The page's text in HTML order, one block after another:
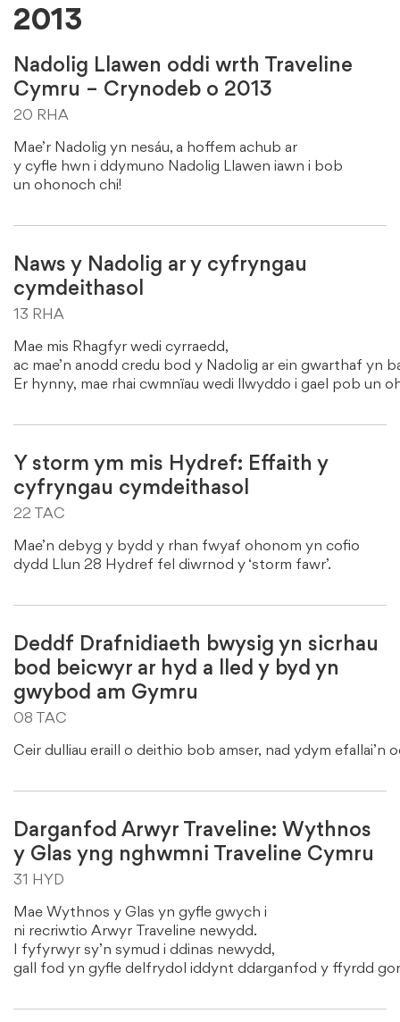
2013
Nadolig Llawen oddi wrth Traveline
Cymru – Crynodeb o 2013
20 RHA
Mae’r Nadolig yn nesáu, a hoffem achub ar
y cyfle hwn i ddymuno Nadolig Llawen iawn i bob
un ohonoch chi!
Naws y Nadolig ar y cyfryngau
cymdeithasol
13 RHA
Mae mis Rhagfyr wedi cyrraedd,
ac mae’n anodd credu bod y Nadolig ar ein gwarthaf yn
Er hynny, mae rhai cwmnïau wedi llwyddo i gael pob un
Y storm ym mis Hydref: Effaith y
cyfryngau cymdeithasol
22 TAC
Mae’n debyg y bydd y rhan fwyaf ohonom yn cofio
dydd Llun 28 Hydref fel diwrnod y ‘storm fawr’.
Deddf Drafnidiaeth bwysig yn sicrhau
bod beicwyr ar hyd a lled y byd yn
gwybod am Gymru
08 TAC
Ceir dulliau eraill o deithio bob amser, nad ydym efallai’n
Darganfod Arwyr Traveline: Wythnos
y Glas yng nghwmni Traveline Cymru
31 HYD
Mae Wythnos y Glas yn gyfle gwych i
ni recriwtio Arwyr Traveline newydd.
I fyfyrwyr sy’n symud i ddinas newydd,
gall fod yn gyfle delfrydol iddynt ddarganfod y ffyrdd